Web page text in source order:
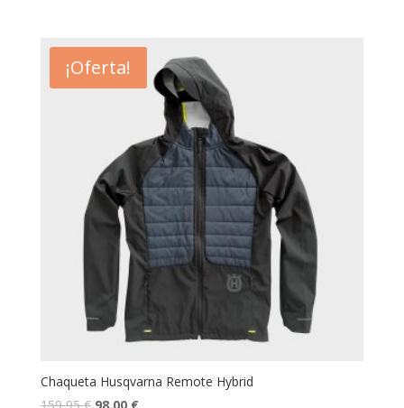
¡Oferta!
Chaqueta Husqvarna Remote Hybrid